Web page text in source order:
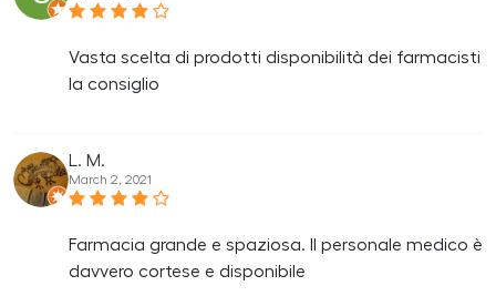
Vasta scelta di prodotti disponibilità dei farmacisti
la consiglio
L. M.
March 2, 2021
Farmacia grande e spaziosa. Il personale medico è
davvero cortese e disponibile